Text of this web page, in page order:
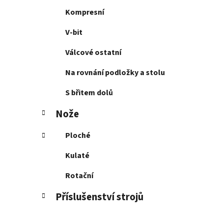
Kompresní
V-bit
Válcové ostatní
Na rovnání podložky a stolu
S břitem dolů
Nože
Ploché
Kulaté
Rotační
Příslušenství strojů